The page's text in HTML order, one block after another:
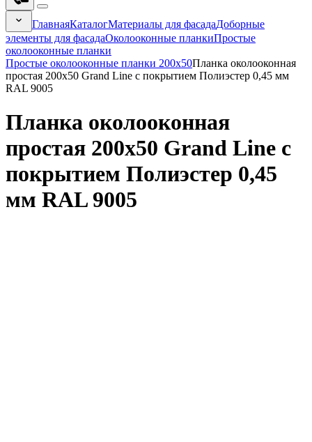
ГлавнаяКаталогМатериалы для фасадаДоборные
элементы для фасадаОколооконные планкиПростые
околооконные планки
Простые околооконные планки 200x50Планка околооконная
простая 200x50 Grand Line с покрытием Полиэстер 0,45 мм
RAL 9005
Планка околооконная
простая 200x50 Grand Line с
покрытием Полиэстер 0,45
мм RAL 9005